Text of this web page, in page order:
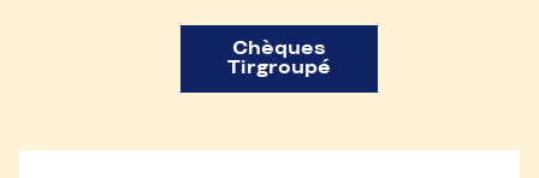
Chèques
Tirgroupé